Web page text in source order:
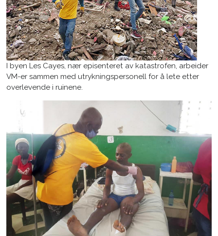
I byen Les Cayes, nær episenteret av katastrofen, arbeider
VM-er sammen med utrykningspersonell for å lete etter
overlevende i ruinene.